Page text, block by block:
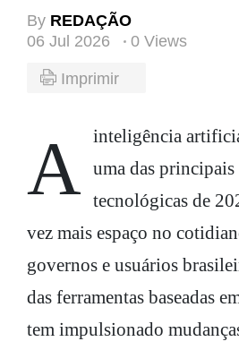
By REDAÇÃO
06 Jul 2026
0 Views
Imprimir
A inteligência artificial segue como uma das principais
tecnológicas de
vez mais espaço no
governos e usuários
das ferramentas baseadas
tem impulsionado